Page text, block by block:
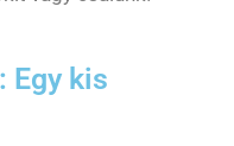
Egy kis